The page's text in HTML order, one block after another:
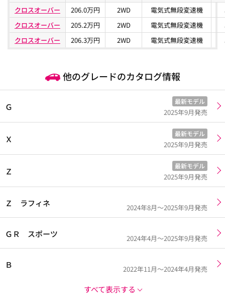
クロスオーバー
206.0万円 2WD 電気式無段変速機
クロスオーバー
205.2万円 2WD 電気式無段変速機
クロスオーバー
206.3万円 2WD 電気式無段変速機
他のグレードのカタログ情報
Ｇ
最新モデル
2025年9月発売
Ｘ
最新モデル
2025年9月発売
Ｚ
最新モデル
2025年9月発売
Ｚ ラフィネ 2024年8月～2025年9月発売
ＧＲ スポーツ 2024年4月～2025年9月発売
Ｂ 2022年11月～2024年4月発売
すべて表示する